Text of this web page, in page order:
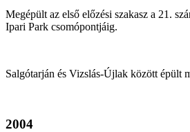
Megépült az első előzési szakasz a 21.
Ipari Park csomópontjáig.
Salgótarján és Vizslás-Újlak között épült
2004